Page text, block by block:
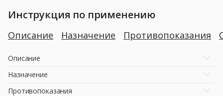
Инструкция по применению
Описание Назначение Противопоказания
Описание
Назначение
Противопоказания